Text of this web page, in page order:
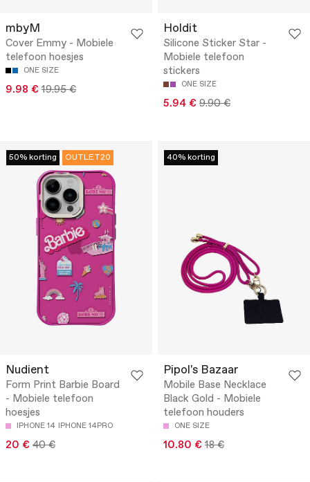
mbyM
Cover Emmy - Mobiele
telefoon hoesjes
ONE SIZE
9.98 € 19.95 €
Holdit
Silicone Sticker Star -
Mobiele telefoon
stickers
ONE SIZE
5.94 € 9.90 €
50% korting OUTLET20
Nudient
Form Print Barbie Board
- Mobiele telefoon
hoesjes
IPHONE 14 IPHONE 14PRO
20 € 40 €
40% korting
Pipol's Bazaar
Mobile Base Necklace
Black Gold - Mobiele
telefoon houders
ONE SIZE
10.80 € 18 €